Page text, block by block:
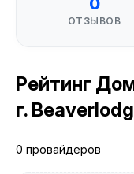
0
ОТЗЫВОВ
Рейтинг
г.
0 провайдеров